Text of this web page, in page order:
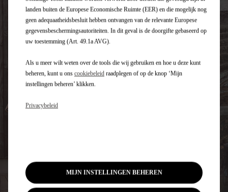
landen buiten de Europese Economische Ruimte (EER) en die mogelijk nog
geen adequaatheidsbesluit hebben ontvangen van de relevante Europese
gegevensbeschermingsautoriteiten. In dit geval is de doorgifte gebaseerd op
uw toestemming (Art. 49.1a AVG).
Als u meer wilt weten over de tools die wij gebruiken en hoe u deze kunt
beheren, kunt u ons cookiebeleid raadplegen of op de knop ‘Mijn
instellingen beheren’ klikken.
Privacybeleid
MIJN INSTELLINGEN BEHEREN